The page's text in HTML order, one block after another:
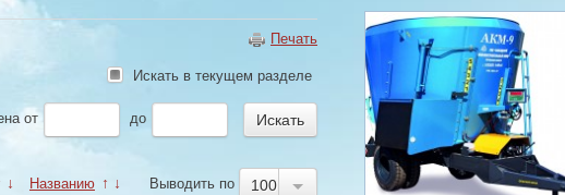
Печать
Искать в текущем разделе
от до
↓ Названию ↑ ↓ Выводить по 100